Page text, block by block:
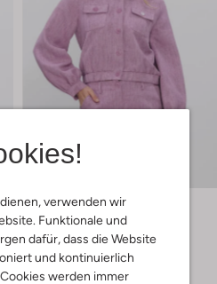
verwenden wir
Funktionale und
dafür, dass die Website
und kontinuierlich
werden immer
Ydence
Jack
€ 79,99 € 47,99
+ mehr farben